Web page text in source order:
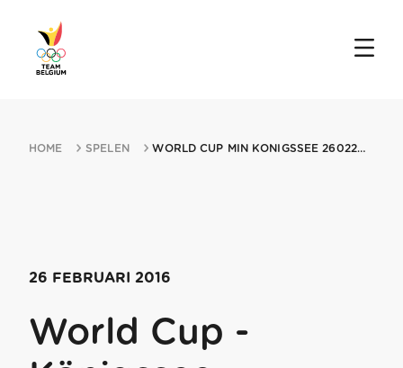
HOME SPELEN WORLD CUP MIN KONIGSSEE 26022016 KONIGSSEE
26 FEBRUARI 2016
World Cup -